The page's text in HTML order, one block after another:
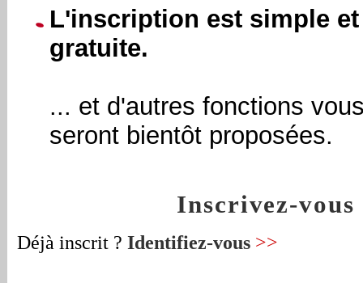
L'inscription est simple et
gratuite.
... et d'autres fonctions
seront bientôt proposées.
Inscrivez-vous
Déjà inscrit ? Identifiez-vous >>